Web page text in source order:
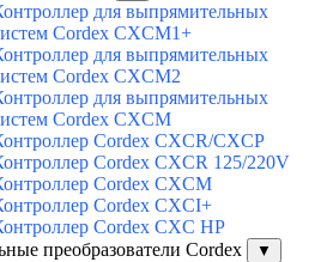
для выпрямительных
Cordex CXCM1+
для выпрямительных
Cordex CXCM2
для выпрямительных
Cordex CXCM
Cordex CXCR/CXCP
Cordex CXCR 125/220V
Cordex CXCM
Cordex CXCI+
Cordex CXC HP
преобразователи Cordex
▼